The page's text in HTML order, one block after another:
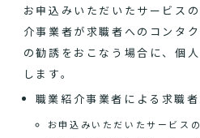
お申込みいただいたサービス
介事業者が求職者へのコンタ
の勧誘をおこなう場合に、個
します。
職業紹介事業者による求職
お申込みいただいたサービス